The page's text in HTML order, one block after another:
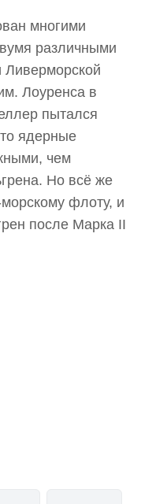
многими
различными
Ливерморской
Лоуренса в
пытался
ядерные
чем
Но всё же
флоту, и
после Марка II